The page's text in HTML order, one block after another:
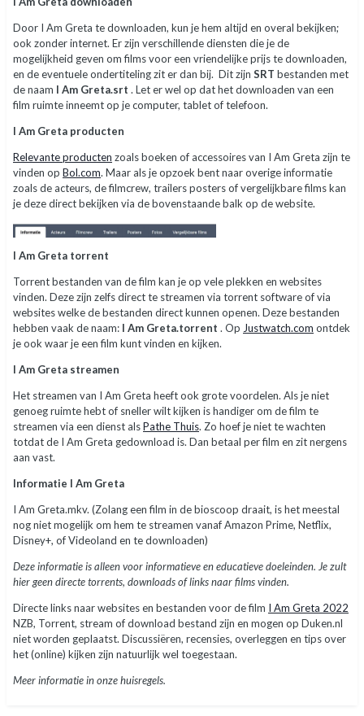
Door I Am Greta te downloaden, kun je hem altijd en overal bekijken;
ook zonder internet. Er zijn verschillende diensten die je de
mogelijkheid geven om films voor een vriendelijke prijs te downloaden,
en de eventuele ondertiteling zit er dan bij. Dit zijn SRT bestanden met
de naam I Am Greta.srt . Let er wel op dat het downloaden van een
film ruimte inneemt op je computer, tablet of telefoon.
I Am Greta producten
Relevante producten zoals boeken of accessoires van I Am Greta zijn te
vinden op Bol.com. Maar als je opzoek bent naar overige informatie
zoals de acteurs, de filmcrew, trailers posters of vergelijkbare films kan
je deze direct bekijken via de bovenstaande balk op de website.
I Am Greta torrent
Torrent bestanden van de film kan je op vele plekken en websites
vinden. Deze zijn zelfs direct te streamen via torrent software of via
websites welke de bestanden direct kunnen openen. Deze bestanden
hebben vaak de naam: I Am Greta.torrent . Op Justwatch.com ontdek
je ook waar je een film kunt vinden en kijken.
I Am Greta streamen
Het streamen van I Am Greta heeft ook grote voordelen. Als je niet
genoeg ruimte hebt of sneller wilt kijken is handiger om de film te
streamen via een dienst alsPathe Thuis. Zo hoef je niet te wachten
totdat de I Am Greta gedownload is. Dan betaal per film en zit nergens
aan vast.
Informatie I Am Greta
I Am Greta.mkv. (Zolang een film in de bioscoop draait, is het meestal
nog niet mogelijk om hem te streamen vanaf Amazon Prime, Netflix,
Disney+, of Videoland en te downloaden)
Deze informatie is alleen voor informatieve en educatieve doeleinden. Je zult
hier geen directe torrents, downloads of links naar films vinden.
Directe links naar websites en bestanden voor de film I Am Greta 2022
NZB, Torrent, stream of download bestand zijn en mogen op Duken.nl
niet worden geplaatst. Discussiëren, recensies, overleggen en tips over
het (online) kijken zijn natuurlijk wel toegestaan.
Meer informatie in onze huisregels.